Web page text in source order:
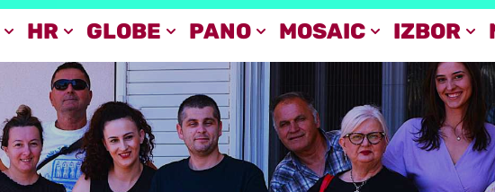
HR GLOBE PANO MOSAIC IZBOR